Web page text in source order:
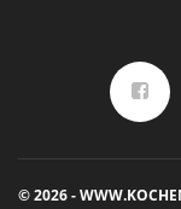
© 2026 -